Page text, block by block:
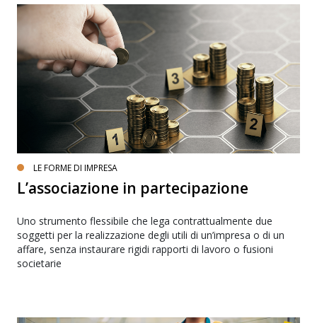
LE FORME DI IMPRESA
L’associazione in partecipazione
Uno strumento flessibile che lega contrattualmente due
soggetti per la realizzazione degli utili di un’impresa o di un
affare, senza instaurare rigidi rapporti di lavoro o fusioni
societarie